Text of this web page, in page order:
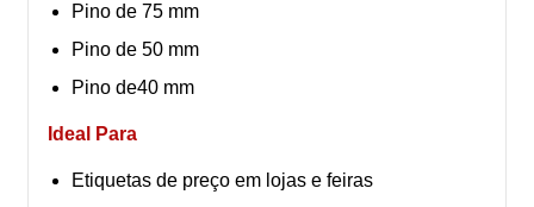
Pino de 75 mm
Pino de 50 mm
Pino de40 mm
Ideal Para
Etiquetas de preço em lojas e feiras